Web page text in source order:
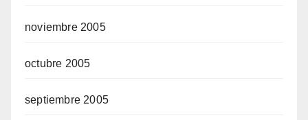
noviembre 2005
octubre 2005
septiembre 2005